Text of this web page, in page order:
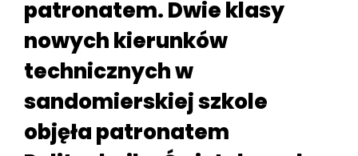
patronatem. Dwie klasy
nowych kierunków
technicznych w
sandomierskiej szkole
objęła patronatem